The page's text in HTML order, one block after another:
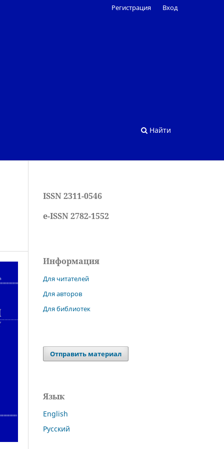
Найти
Регистрация Вход
ISSN 2311-0546
e-ISSN 2782-1552
Информация
Для читателей
Для авторов
Для библиотек
Отправить материал
Язык
English
Русский